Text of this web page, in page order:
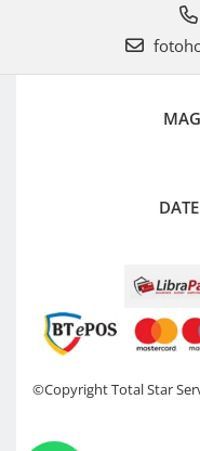
©Copyright Total Star